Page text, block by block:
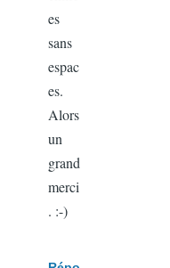
es
sans
espac
es.
Alors
un
grand
merci
. :-)